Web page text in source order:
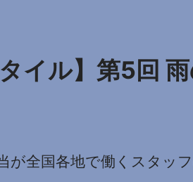
タイル】第5回
が全国各地で働くスタッ